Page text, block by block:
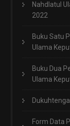
Nahdlatul
2022
Buku Satu
Ulama
Buku Dua
Ulama
Form Data